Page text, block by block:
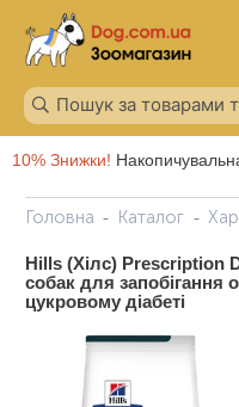
10% Знижки!
Головна Каталог
Hills (Хілс) Prescription
собак для запобігання
цукровому діабеті